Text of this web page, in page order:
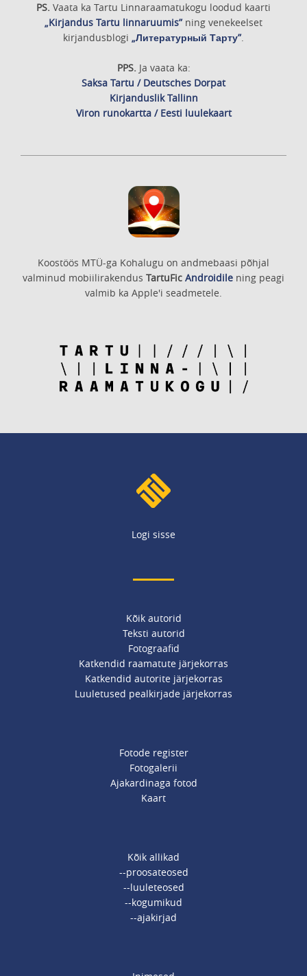
PS. Vaata ka Tartu Linnaraamatukogu loodud kaarti
„Kirjandus Tartu linnaruumis”ning venekeelset
kirjandusblogi „Литературный Тарту”.
PPS. Ja vaata ka:
Saksa Tartu / Deutsches Dorpat
Kirjanduslik Tallinn
Viron runokartta / Eesti luulekaart
Koostöös MTÜ-ga Kohalugu on andmebaasi põhjal
valminud mobiilirakendus TartuFic Androidile ning peagi
valmib ka Apple'i seadmetele.
Logi sisse
Kõik autorid
Teksti autorid
Fotograafid
Katkendid raamatute järjekorras
Katkendid autorite järjekorras
Luuletused pealkirjade järjekorras
Fotode register
Fotogalerii
Ajakardinaga fotod
Kaart
Kõik allikad
--proosateosed
--luuleteosed
--kogumikud
--ajakirjad